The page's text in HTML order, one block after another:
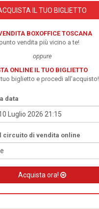
IL TUO BIGLIETTO
BOXOFFICE TOSCANA
vendita più vicino a te!
oppure
ONLINE IL TUO BIGLIETTO
biglietto e procedi all'acquisto!
data
circuito di vendita online
Acquista ora!